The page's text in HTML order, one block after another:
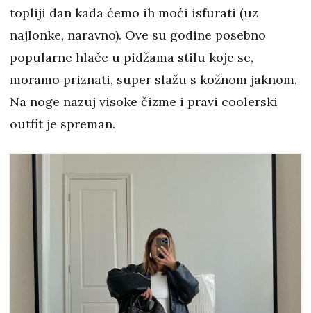
topliji dan kada ćemo ih moći isfurati (uz
najlonke, naravno). Ove su godine posebno
popularne hlače u pidžama stilu koje se,
moramo priznati, super slažu s kožnom jaknom.
Na noge nazuj visoke čizme i pravi coolerski
outfit je spreman.